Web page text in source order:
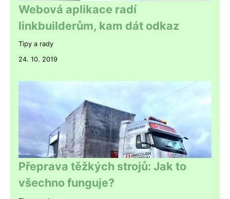
Webová aplikace radí
linkbuilderům, kam dát odkaz
Tipy a rady
24. 10. 2019
Přeprava těžkých strojů: Jak to
všechno funguje?